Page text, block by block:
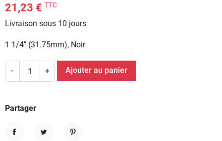
21,23 € TTC
Livraison sous 10 jours
1 1/4" (31.75mm), Noir
- + Ajouter au panier
Partager